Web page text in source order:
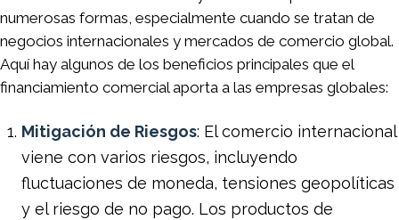
numerosas formas, especialmente cuando se tratan de
negocios internacionales y mercados de comercio global.
Aquí hay algunos de los beneficios principales que el
financiamiento comercial aporta a las empresas globales:
Mitigación de Riesgos: El comercio internacional
viene con varios riesgos, incluyendo
fluctuaciones de moneda, tensiones geopolíticas
y el riesgo de no pago. Los productos de